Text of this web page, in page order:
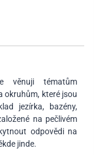
tématům
okruhům, které jsou
jezírka, bazény,
na pečlivém
odpovědi na
jinde.